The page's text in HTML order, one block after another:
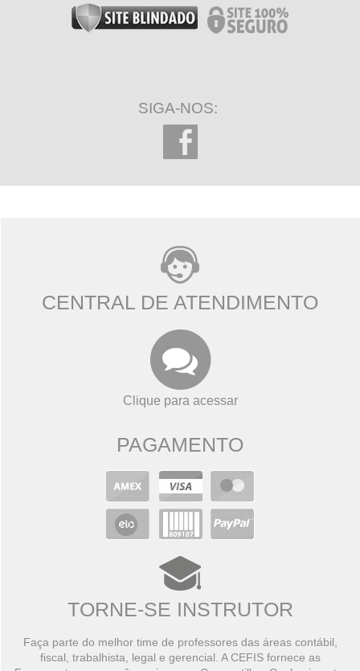
SIGA-NOS:
CENTRAL DE ATENDIMENTO
Clique para acessar
PAGAMENTO
TORNE-SE INSTRUTOR
Faça parte do melhor time de professores das áreas contábil,
fiscal, trabalhista, legal e gerencial. A CEFIS fornece as